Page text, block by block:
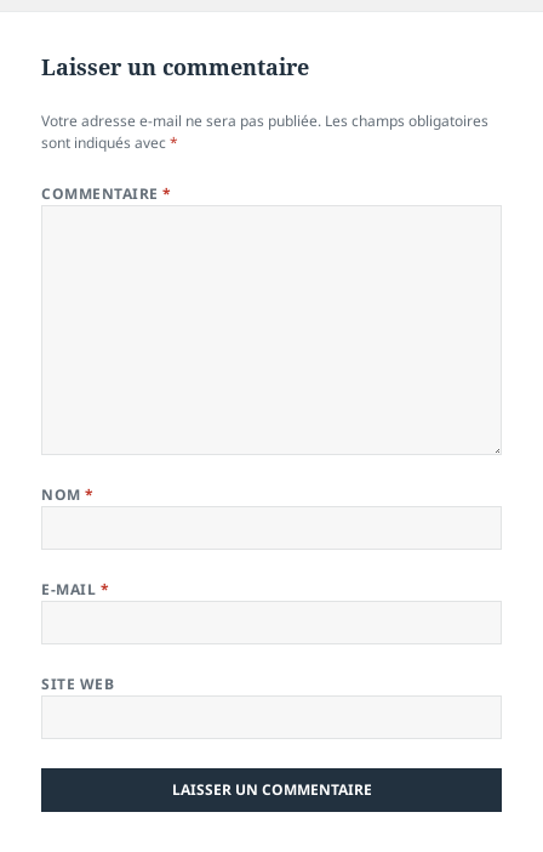
Laisser un commentaire
Votre adresse e-mail ne sera pas publiée. Les champs obligatoires
sont indiqués avec*
COMMENTAIRE*
NOM*
E-MAIL *
SITE WEB